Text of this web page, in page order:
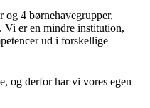
og 4 børnehavegrupper,
Vi er en mindre institution,
ud i forskellige
og derfor har vi vores egen